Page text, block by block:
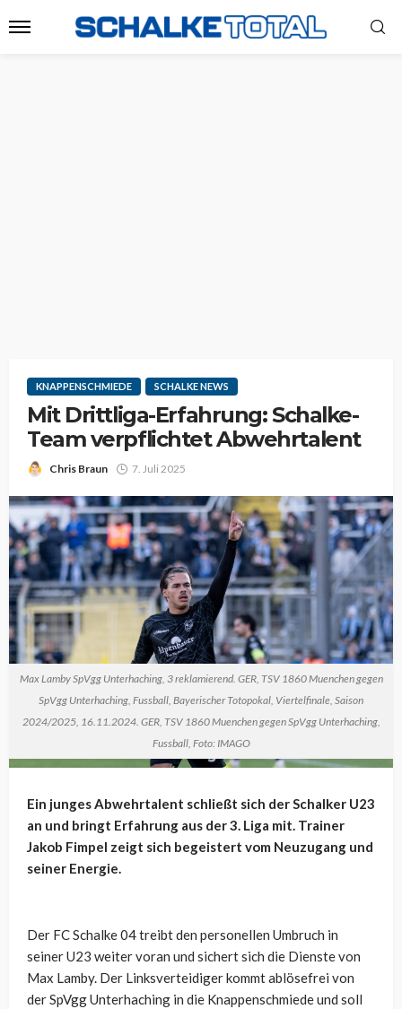
KNAPPENSCHMIEDE SCHALKE NEWS
Mit Drittliga-Erfahrung: Schalke-
Team verpflichtet Abwehrtalent
Chris Braun 7. Juli 2025
Max Lamby SpVgg Unterhaching, 3 reklamierend. GER, TSV 1860 Muenchen gegen
SpVgg Unterhaching, Fussball, Bayerischer Totopokal, Viertelfinale, Saison
2024/2025, 16.11.2024. GER, TSV 1860 Muenchen gegen SpVgg Unterhaching,
Fussball, Foto: IMAGO
Ein junges Abwehrtalent schließt sich der Schalker U23
an und bringt Erfahrung aus der 3. Liga mit. Trainer
Jakob Fimpel zeigt sich begeistert vom Neuzugang und
seiner Energie.
Der FC Schalke 04 treibt den personellen Umbruch in
seiner U23 weiter voran und sichert sich die Dienste von
Max Lamby. Der Linksverteidiger kommt ablösefrei von
der SpVgg Unterhaching in die Knappenschmiede und soll